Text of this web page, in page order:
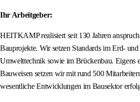
Ihr Arbeitgeber:
HEITKAMP realisiert seit 130 Jahren
Bauprojekte. Wir setzen Standards im Erd‑
Umwelttechnik sowie im Brückenbau. Eigens
Bauweisen setzen wir mit rund 500
wesentliche Entwicklungen im Bausektor